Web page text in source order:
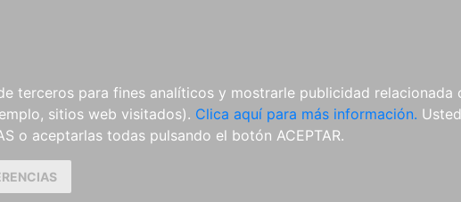
terceros para fines analíticos y mostrarle publicidad
sitios web visitados). Clica aquí para más información.
o aceptarlas todas pulsando el botón ACEPTAR.
PARTITURAS Y EDICIONES
CRÍTICAS
REVISTAS
CDS Y
DVDS
MATERIAL